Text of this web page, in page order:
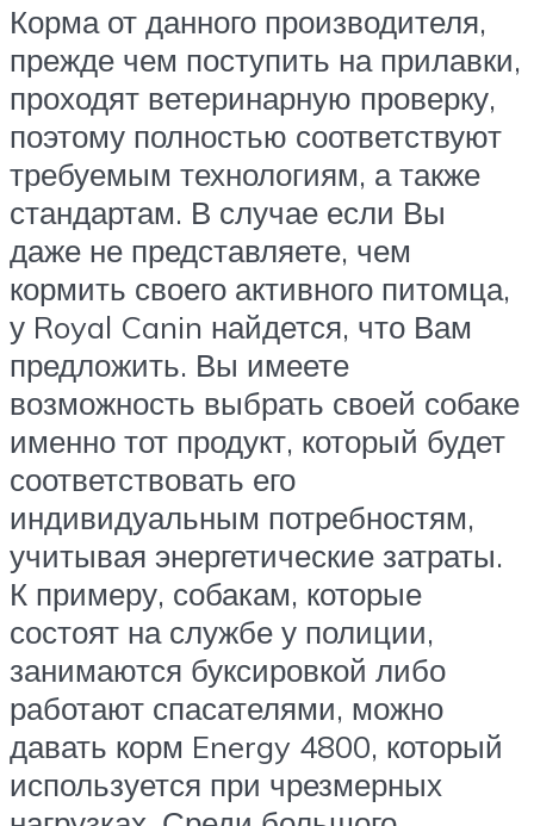
Корма от данного производителя,
прежде чем поступить на прилавки,
проходят ветеринарную проверку,
поэтому полностью соответствуют
требуемым технологиям, а также
стандартам. В случае если Вы
даже не представляете, чем
кормить своего активного питомца,
у Royal Canin найдется, что Вам
предложить. Вы имеете
возможность выбрать своей собаке
именно тот продукт, который будет
соответствовать его
индивидуальным потребностям,
учитывая энергетические затраты.
К примеру, собакам, которые
состоят на службе у полиции,
занимаются буксировкой либо
работают спасателями, можно
давать корм Energy 4800, который
используется при чрезмерных